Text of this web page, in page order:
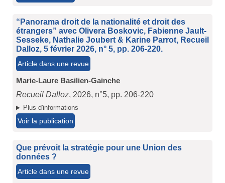
“Panorama droit de la nationalité et droit des
étrangers” avec Olivera Boskovic, Fabienne Jault-
Sesseke, Nathalie Joubert & Karine Parrot, Recueil
Dalloz, 5 février 2026, n° 5, pp. 206-220.
Article dans une revue
Marie-Laure Basilien-Gainche
Recueil Dalloz, 2026, n°5, pp. 206-220
Plus d'informations
Voir la publication
Que prévoit la stratégie pour une Union des
données ?
Article dans une revue